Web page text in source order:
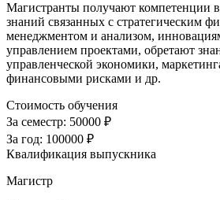
Магистранты получают компетенции
знаний связанных с стратегическим
менеджментом и анализом,
управлением проектами, обретают
управленческой экономики,
финансовыми рисками и др.
Стоимость обучения
За семестр: 50000 ₽
За год: 100000 ₽
Квалификация выпускника
Магистр